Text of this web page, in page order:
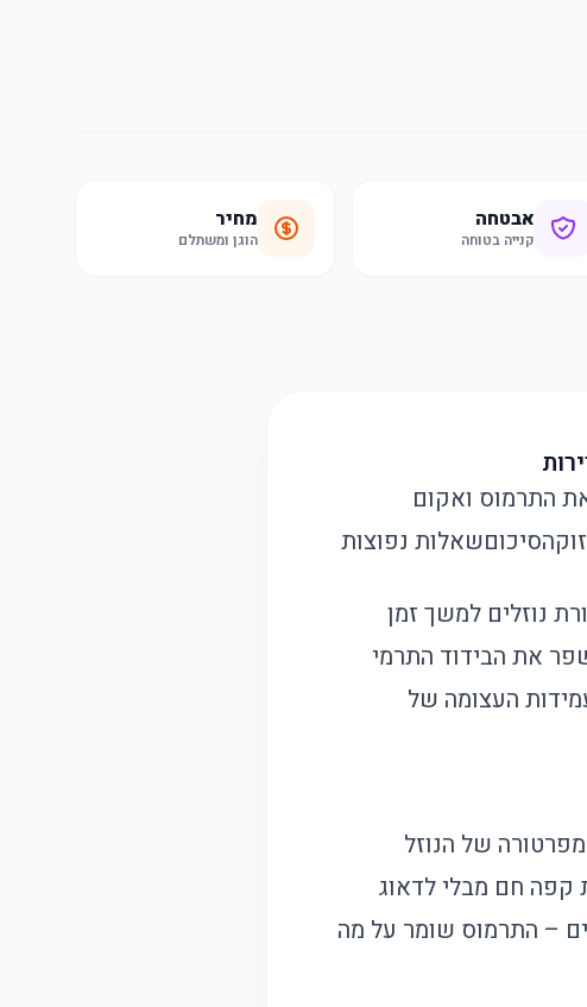
אבטחה
קנייה בטוחה
מחיר
הוגן ומשתלם
התרמוס ואקום
סיכוםשאלות נפוצות
נוזלים למשך זמן
את הבידוד התרמי
העצומה של
של הנוזל
קפה חם מבלי לדאוג
– התרמוס שומר על מה